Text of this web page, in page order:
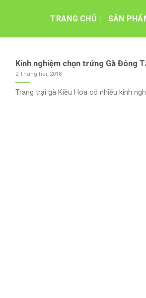
TRANG CHỦ SẢN
Kinh nghiệm chọn trứng Gà Đông
2 Tháng hai, 2018
Trang trại gà Kiều Hoa có nhiều kinh